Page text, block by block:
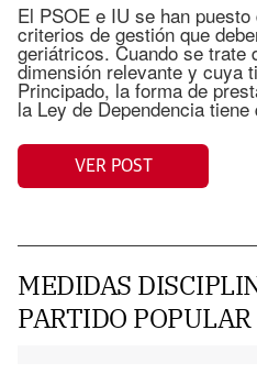
El PSOE e IU se han
criterios de gestión que
geriátricos. Cuando se trate
dimensión relevante y cuya
Principado, la forma de
la Ley de Dependencia
VER POST
MEDIDAS
PARTIDO POPULAR